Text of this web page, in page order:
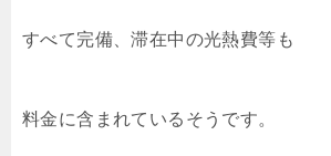
すべて完備、滞在中の光熱費等も
料金に含まれているそうです。